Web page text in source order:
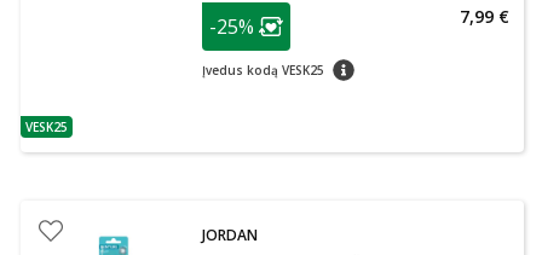
patarimas
VESK25
patarimas
Lojalumo klubo narių nuolaida
-25%
Įvedus kodą VESK25 patarimas
7,99 €
JORDAN